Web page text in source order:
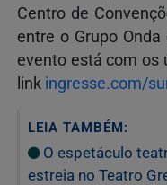
Centro de
entre o Grupo
evento está com os
link ingresse.com/
LEIA TAMBÉM:
O espetáculo
estreia no Teatro